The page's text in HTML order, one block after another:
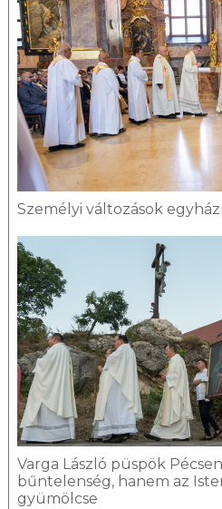
Személyi változások
Varga László püspök
bűntelenség, hanem az
gyümölcse